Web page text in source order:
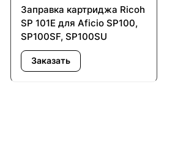
Заправка картриджа Ricoh
SP 101E для Aficio SP100,
SP100SF, SP100SU
Заказать